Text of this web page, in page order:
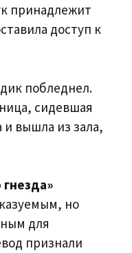
принадлежит
доступ к
побледнел.
сидевшая
и вышла из зала,
но
для
признали